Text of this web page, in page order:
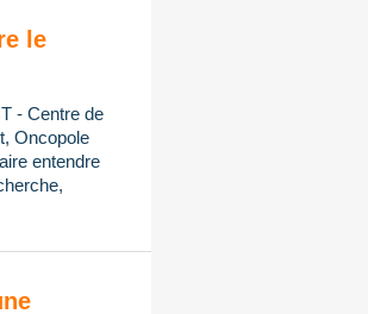
le
- Centre de
Oncopole
entendre